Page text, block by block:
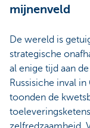
mijnenveld
De wereld is
strategische
al enige tijd aan
Russisiche inval
toonden de